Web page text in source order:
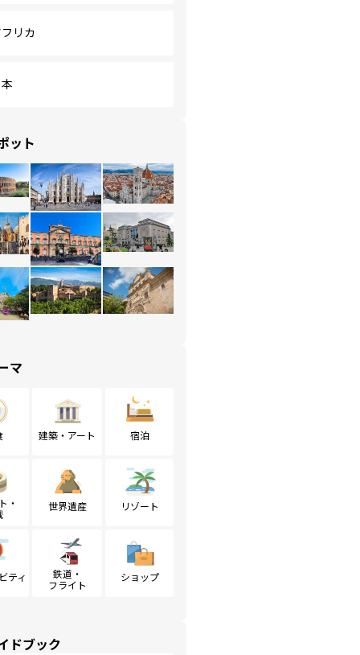
リカ
ット
マ
建築・アート 宿泊
・
世界遺産 リゾート
ティ
鉄道・
フライト
ショップ
ドブック